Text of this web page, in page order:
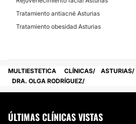
Tratamiento antiacné Asturias
Tratamiento obesidad Asturias
MULTIESTETICA CLÍNICAS ASTURIAS
DRA. OLGA RODRÍGUEZ
ÚLTIMAS CLÍNICAS VISTAS